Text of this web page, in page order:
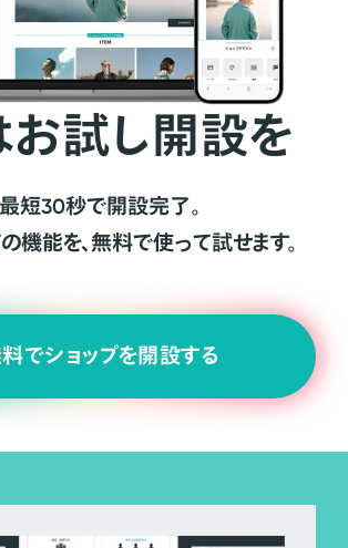
お試し開設を
最短30秒で開設完了。
機能を、無料で使って試せます。
でショップを開設する